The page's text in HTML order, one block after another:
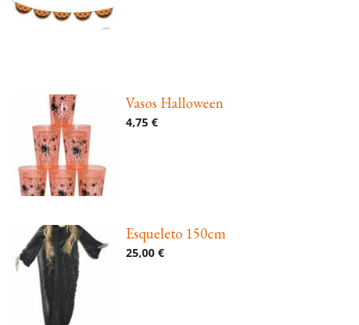
Vasos Halloween
4,75 €
Esqueleto 150cm
25,00 €